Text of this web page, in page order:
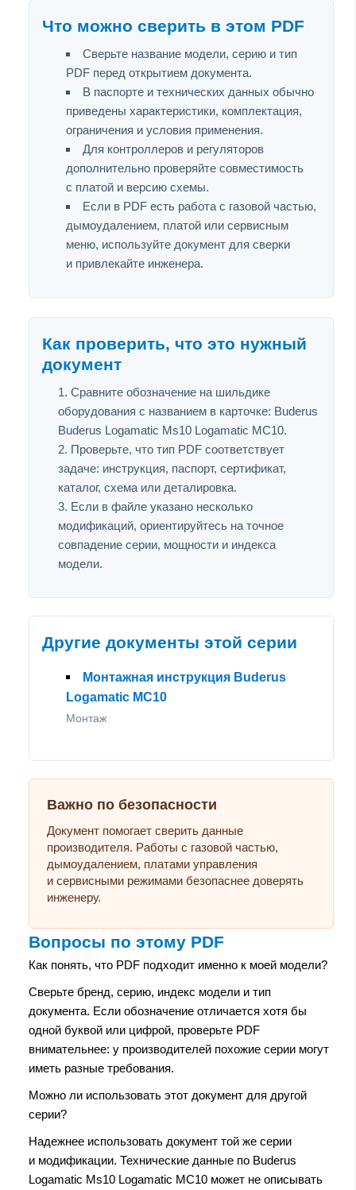
Что можно сверить в этом PDF
Сверьте название модели, серию и тип
PDF перед открытием документа.
В паспорте и технических данных обычно
приведены характеристики, комплектация,
ограничения и условия применения.
Для контроллеров и регуляторов
дополнительно проверяйте совместимость
с платой и версию схемы.
Если в PDF есть работа с газовой частью,
дымоудалением, платой или сервисным
меню, используйте документ для сверки
и привлекайте инженера.
Как проверить, что это нужный
документ
Сравните обозначение на шильдике
оборудования с названием в карточке: Buderus
Buderus Logamatic Ms10 Logamatic МС10.
Проверьте, что тип PDF соответствует
задаче: инструкция, паспорт, сертификат,
каталог, схема или деталировка.
Если в файле указано несколько
модификаций, ориентируйтесь на точное
совпадение серии, мощности и индекса
модели.
Другие документы этой серии
Монтажная инструкция Buderus
Logamatic МС10
Монтаж
Важно по безопасности
Документ помогает сверить данные
производителя. Работы с газовой частью,
дымоудалением, платами управления
и сервисными режимами безопаснее доверять
инженеру.
Вопросы по этому PDF
Как понять, что PDF подходит именно к моей модели?
Сверьте бренд, серию, индекс модели и тип
документа. Если обозначение отличается хотя бы
одной буквой или цифрой, проверьте PDF
внимательнее: у производителей похожие серии могут
иметь разные требования.
Можно ли использовать этот документ для другой
серии?
Надежнее использовать документ той же серии
и модификации. Технические данные по Buderus
Logamatic Ms10 Logamatic МС10 может не описывать